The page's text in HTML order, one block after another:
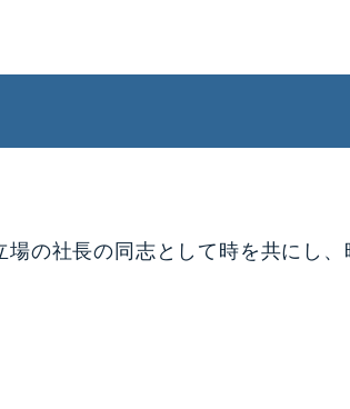
の社長の同志として時を共にし